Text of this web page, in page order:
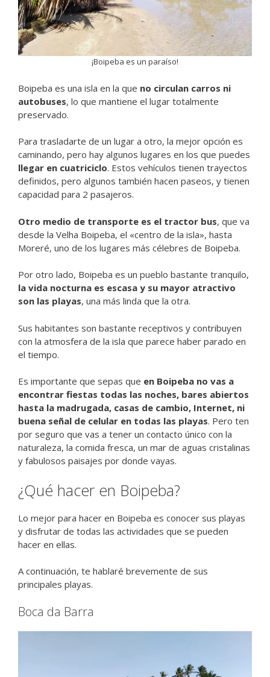
¡Boipeba es un paraíso!
Boipeba es una isla en la que no circulan carros ni
autobuses, lo que mantiene el lugar totalmente
preservado.
Para trasladarte de un lugar a otro, la mejor opción es
caminando, pero hay algunos lugares en los que puedes
llegar en cuatriciclo. Estos vehículos tienen trayectos
definidos, pero algunos también hacen paseos, y tienen
capacidad para 2 pasajeros.
Otro medio de transporte es el tractor bus, que va
desde la Velha Boipeba, el «centro de la isla», hasta
Moreré, uno de los lugares más célebres de Boipeba.
Por otro lado, Boipeba es un pueblo bastante tranquilo,
la vida nocturna es escasa y su mayor atractivo
son las playas, una más linda que la otra.
Sus habitantes son bastante receptivos y contribuyen
con la atmosfera de la isla que parece haber parado en
el tiempo.
Es importante que sepas que en Boipeba no vas a
encontrar fiestas todas las noches, bares abiertos
hasta la madrugada, casas de cambio, Internet, ni
buena señal de celular en todas las playas. Pero ten
por seguro que vas a tener un contacto único con la
naturaleza, la comida fresca, un mar de aguas cristalinas
y fabulosos paisajes por donde vayas.
¿Qué hacer en Boipeba?
Lo mejor para hacer en Boipeba es conocer sus playas
y disfrutar de todas las actividades que se pueden
hacer en ellas.
A continuación, te hablaré brevemente de sus
principales playas.
Boca da Barra